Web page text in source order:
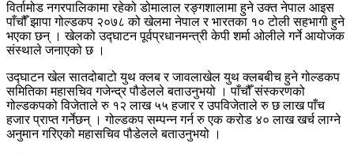
विर्तामोड नगरपालिकामा रहेको डोमालाल रङ्गशालामा हुने उक्त नेपाल आइस
पाँचौँ झापा गोल्डकप २०७८ को खेलमा नेपाल र भारतका १० टोली सहभागी हुने
भएका छन् । खेलको उद्घाटन पूर्वप्रधानमन्त्री केपी शर्मा ओलीले गर्ने आयोजक
संस्थाले जनाएको छ ।
उद्घाटन खेल सातदोबाटो युथ क्लब र जावलाखेल युथ क्लबबीच हुने गोल्डकप
समितिका महासचिव गजेन्द्र पौडेलले बताउनुभयो । पाँचौँ संस्करणको
गोल्डकपको विजेताले रु १२ लाख ५५ हजार र उपविजेताले रु छ लाख पाँच
हजार प्राप्त गर्नेछन् । गोल्डकप सम्पन्न गर्न रु एक करोड ४० लाख खर्च लाग्ने
अनुमान गरिएको महासचिव पौडेलले बताउनुभयो ।